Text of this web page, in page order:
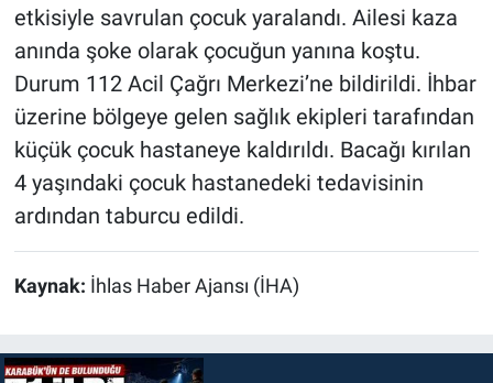
etkisiyle savrulan çocuk yaralandı. Ailesi kaza
anında şoke olarak çocuğun yanına koştu.
Durum 112 Acil Çağrı Merkezi’ne bildirildi. İhbar
üzerine bölgeye gelen sağlık ekipleri tarafından
küçük çocuk hastaneye kaldırıldı. Bacağı kırılan
4 yaşındaki çocuk hastanedeki tedavisinin
ardından taburcu edildi.
Kaynak: İhlas Haber Ajansı (İHA)